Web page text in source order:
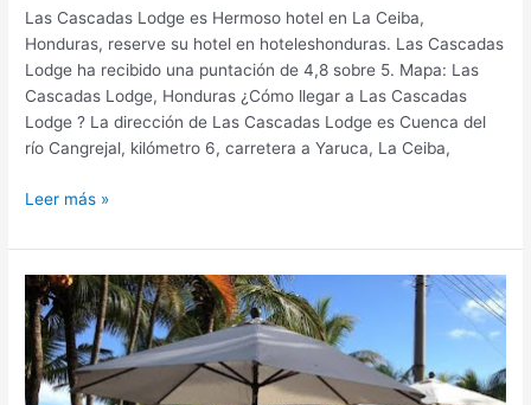
Las Cascadas Lodge es Hermoso hotel en La Ceiba,
Honduras, reserve su hotel en hoteleshonduras. Las Cascadas
Lodge ha recibido una puntación de 4,8 sobre 5. Mapa: Las
Cascadas Lodge, Honduras ¿Cómo llegar a Las Cascadas
Lodge ? La dirección de Las Cascadas Lodge es Cuenca del
río Cangrejal, kilómetro 6, carretera a Yaruca, La Ceiba,
Leer más »
Hotel
&
Restaurante
Cesar
Mariscos,